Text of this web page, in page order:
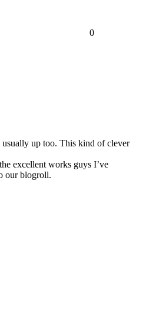
0
up too. This kind of clever
excellent works guys I’ve
our blogroll.